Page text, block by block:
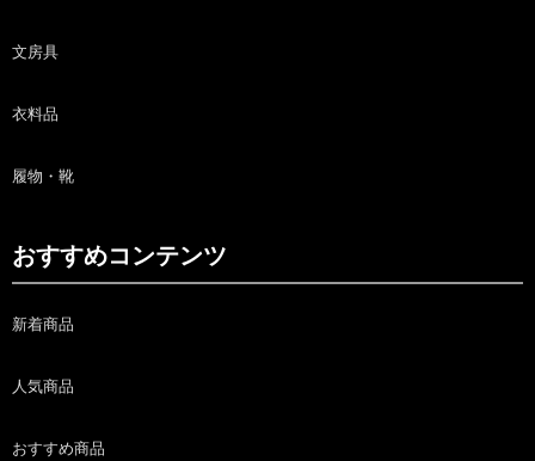
文房具
衣料品
履物・靴
おすすめコンテンツ
新着商品
人気商品
おすすめ商品